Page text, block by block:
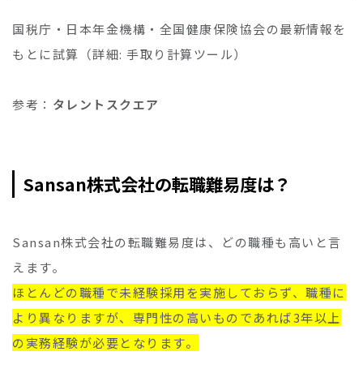
国税庁・日本年金機構・全国健康保険協会の最新情報を
もとに試算（詳細: 手取り計算ツール）
参考： タレントスクエア
Sansan株式会社の転職難易度は？
Sansan株式会社の転職難易度は、どの職種も高いと言
えます。
ほとんどの職種で未経験採用を実施しておらず、職種に
より異なりますが、専門性の高いものであれば3年以上
の実務経験が必要となります。